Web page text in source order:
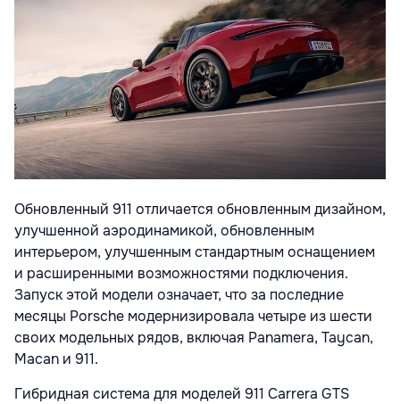
Обновленный 911 отличается обновленным дизайном,
улучшенной аэродинамикой, обновленным
интерьером, улучшенным стандартным оснащением
и расширенными возможностями подключения.
Запуск этой модели означает, что за последние
месяцы Porsche модернизировала четыре из шести
своих модельных рядов, включая Panamera, Taycan,
Macan и 911.
Гибридная система для моделей 911 Carrera GTS